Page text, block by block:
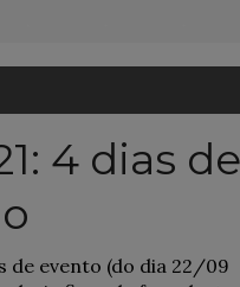
4 dias de
de evento (do dia 22/09